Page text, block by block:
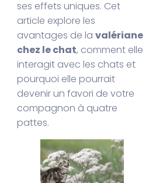
ses effets uniques. Cet
article explore les
avantages de lavalériane
chez le chat, comment elle
interagit avec les chats et
pourquoi elle pourrait
devenir un favori de votre
compagnon à quatre
pattes.